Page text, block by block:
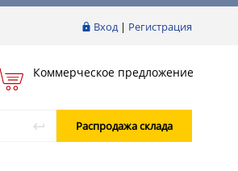
Вход| Регистрация
Коммерческое предложение
Распродажа склада